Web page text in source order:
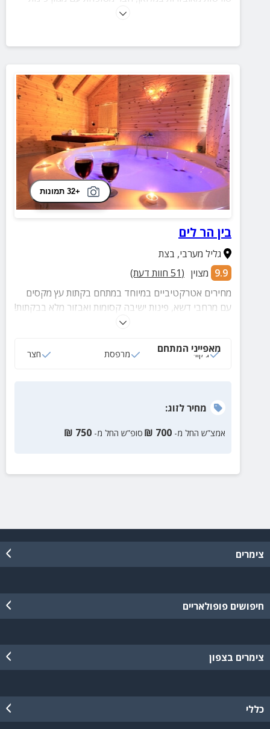
ישיבה, עצי נוי ופרי ומהם תוכלו לקטוף וליהנות. במתחם,
+32 תמונות
בין הר לים
גליל מערבי, בצת
9.9 מצוין (
51 חוות דעת)
מחירים אטרקטיביים במיוחד במתחם בקתות עץ מקסים
עם מרחבי דשא, פינות ישיבה קסומות ואבזור מלא בבקתות!
במתחם תיהנו מפינות יצירה לילדודס, שולחן פינג פונג, לול
מאפייני המתחם
ג'קוזי מרפסת חצר
מחירלזוג:
אמצ”ש החל מ- 700
₪ סופ”ש החל מ- 750
₪
צימרים
חיפושים פופולאריים
צימרים בצפון
כללי